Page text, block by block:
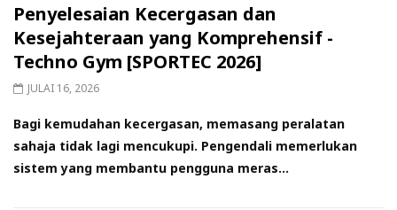
Penyelesaian Kecergasan dan
Kesejahteraan yang Komprehensif -
Techno Gym [SPORTEC 2026]
JULAI 16, 2026
Bagi kemudahan kecergasan, memasang peralatan
sahaja tidak lagi mencukupi. Pengendali memerlukan
sistem yang membantu pengguna meras...